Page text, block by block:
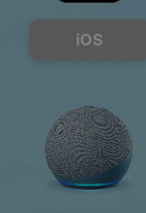
iOS